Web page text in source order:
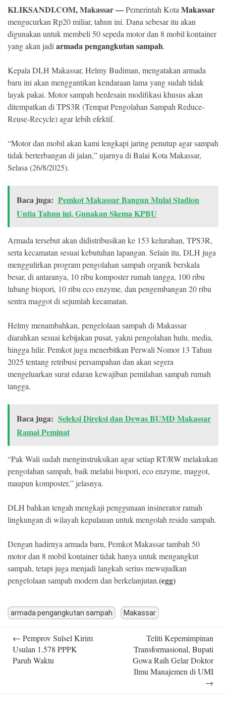
KLIKSANDI.COM, Makassar —Pemerintah Kota Makassar
mengucurkan Rp20 miliar, tahun ini. Dana sebesar itu akan
digunakan untuk membeli 50 sepeda motor dan 8 mobil kontainer
yang akan jadi armada pengangkutan sampah.
Kepala DLH Makassar, Helmy Budiman, mengatakan armada
baru ini akan menggantikan kendaraan lama yang sudah tidak
layak pakai. Motor sampah berdesain modifikasi khusus akan
ditempatkan di TPS3R (Tempat Pengolahan Sampah Reduce-
Reuse-Recycle) agar lebih efektif.
“Motor dan mobil akan kami lengkapi jaring penutup agar sampah
tidak berterbangan di jalan,” ujarnya di Balai Kota Makassar,
Selasa (26/8/2025).
Baca juga: Pemkot Makassar Bangun Mulai Stadion
Untia Tahun ini, Gunakan Skema KPBU
Armada tersebut akan didistribusikan ke 153 kelurahan, TPS3R,
serta kecamatan sesuai kebutuhan lapangan. Selain itu, DLH juga
menggulirkan program pengolahan sampah organik berskala
besar, di antaranya, 10 ribu komposter rumah tangga, 100 ribu
lubang biopori, 10 ribu eco enzyme, dan pengembangan 20 ribu
sentra maggot di sejumlah kecamatan.
Helmy menambahkan, pengelolaan sampah di Makassar
diarahkan sesuai kebijakan pusat, yakni pengolahan hulu, media,
hingga hilir. Pemkot juga menerbitkan Perwali Nomor 13 Tahun
2025 tentang retribusi persampahan dan akan segera
mengeluarkan surat edaran kewajiban pemilahan sampah rumah
tangga.
Baca juga: Seleksi Direksi dan Dewas BUMD Makassar
Ramai Peminat
“Pak Wali sudah menginstruksikan agar setiap RT/RW melakukan
pengolahan sampah, baik melalui biopori, eco enzyme, maggot,
maupun komposter,” jelasnya.
DLH bahkan tengah mengkaji penggunaan insinerator ramah
lingkungan di wilayah kepulauan untuk mengolah residu sampah.
Dengan hadirnya armada baru, Pemkot Makassar tambah 50
motor dan 8 mobil kontainer tidak hanya untuk mengangkut
sampah, tetapi juga menjadi langkah serius mewujudkan
pengelolaan sampah modern dan berkelanjutan.(egg)
armada pengangkutan sampah Makassar
navigation
← Pemprov Sulsel Kirim
Usulan 1.578 PPPK
Paruh Waktu
Teliti Kepemimpinan
Transformasional, Bupati
Gowa Raih Gelar Doktor
Ilmu Manajemen di UMI
→